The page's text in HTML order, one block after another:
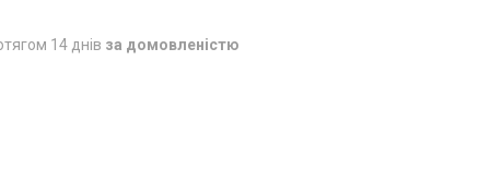
14 днів за домовленістю